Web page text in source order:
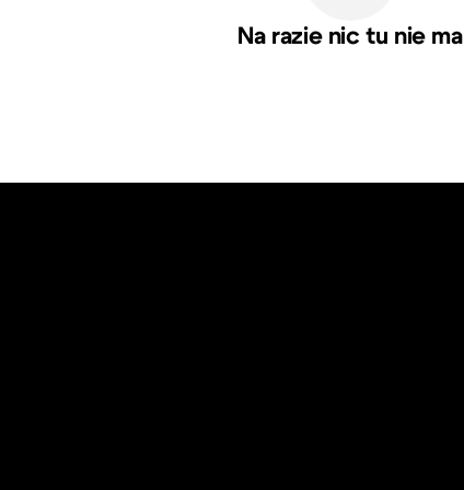
Na razie nic tu nie ma